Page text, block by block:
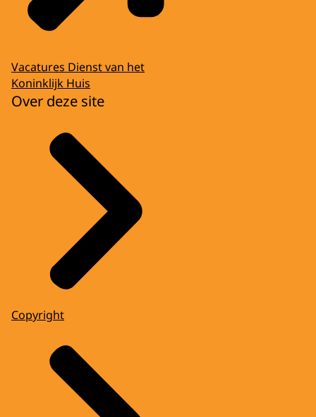
Vacatures Dienst van het
Koninklijk Huis
Over deze site
Copyright